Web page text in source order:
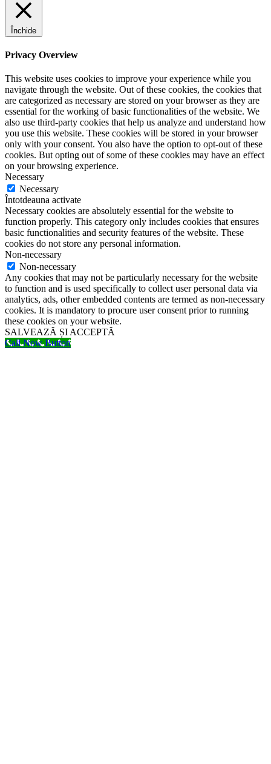
Închide
Privacy Overview
This website uses cookies to improve your experience while you
navigate through the website. Out of these cookies, the cookies that
are categorized as necessary are stored on your browser as they are
essential for the working of basic functionalities of the website. We
also use third-party cookies that help us analyze and understand how
you use this website. These cookies will be stored in your browser
only with your consent. You also have the option to opt-out of these
cookies. But opting out of some of these cookies may have an effect
on your browsing experience.
Necessary
Necessary
Întotdeauna activate
Necessary cookies are absolutely essential for the website to
function properly. This category only includes cookies that ensures
basic functionalities and security features of the website. These
cookies do not store any personal information.
Non-necessary
Non-necessary
Any cookies that may not be particularly necessary for the website
to function and is used specifically to collect user personal data via
analytics, ads, other embedded contents are termed as non-necessary
cookies. It is mandatory to procure user consent prior to running
these cookies on your website.
SALVEAZĂ ȘI ACCEPTĂ
Call Now Button